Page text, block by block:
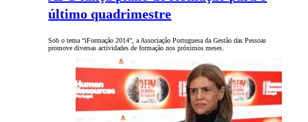
último quadrimestre
Sob o tema “iFormação 2014”, a Associação Portuguesa da Gestão das Pessoas
promove diversas actividades de formação nos próximos meses.